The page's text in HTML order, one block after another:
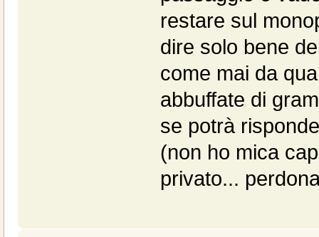
restare sul
dire solo bene
come mai da
abbuffate di
se potrà
(non ho mica
privato...